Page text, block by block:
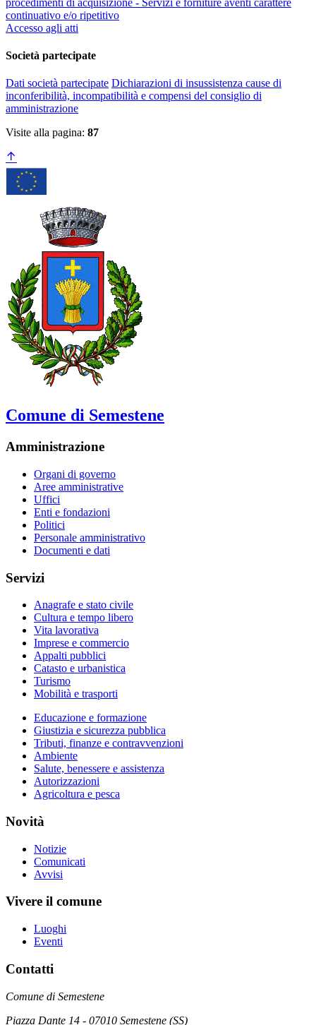
continuativo e/o ripetitivo
Accesso agli atti
Società partecipate
Dati società partecipate Dichiarazioni di insussistenza cause di
inconferibilità, incompatibilità e compensi del consiglio di
amministrazione
Visite alla pagina: 87
Comune di Semestene
Amministrazione
Organi di governo
Aree amministrative
Uffici
Enti e fondazioni
Politici
Personale amministrativo
Documenti e dati
Servizi
Anagrafe e stato civile
Cultura e tempo libero
Vita lavorativa
Imprese e commercio
Appalti pubblici
Catasto e urbanistica
Turismo
Mobilità e trasporti
Educazione e formazione
Giustizia e sicurezza pubblica
Tributi, finanze e contravvenzioni
Ambiente
Salute, benessere e assistenza
Autorizzazioni
Agricoltura e pesca
Novità
Notizie
Comunicati
Avvisi
Vivere il comune
Luoghi
Eventi
Contatti
Comune di Semestene
Piazza Dante 14 - 07010 Semestene (SS)